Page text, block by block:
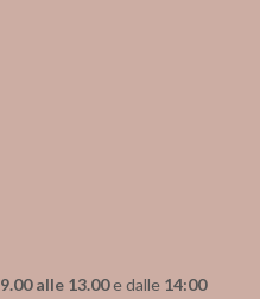
9.00 alle 13.00e dalle 14:00